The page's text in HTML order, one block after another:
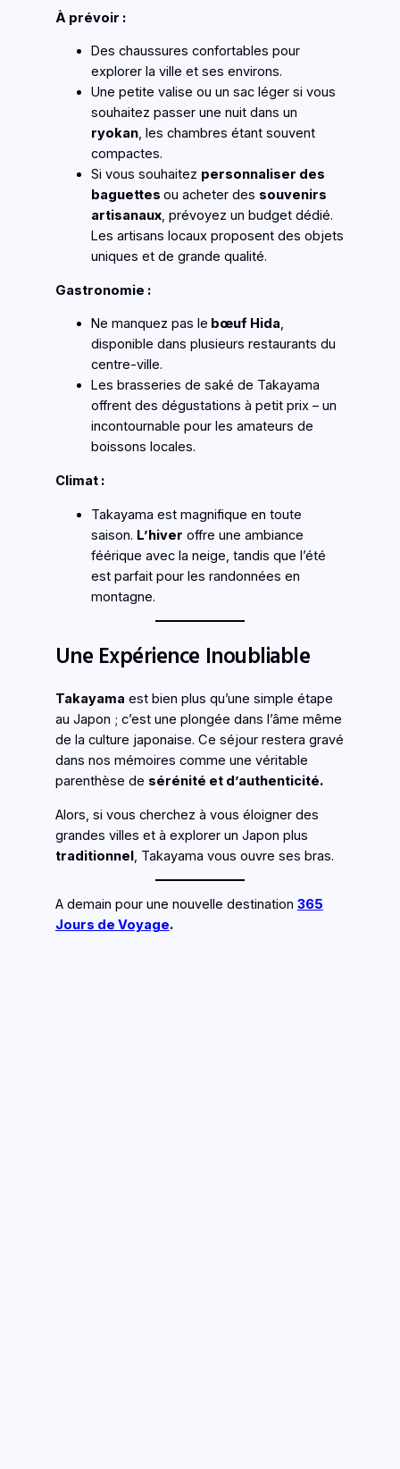
À prévoir :
Des chaussures confortables pour
explorer la ville et ses environs.
Une petite valise ou un sac léger si vous
souhaitez passer une nuit dans un
ryokan, les chambres étant souvent
compactes.
Si vous souhaitez personnaliser des
baguettes ou acheter des souvenirs
artisanaux, prévoyez un budget dédié.
Les artisans locaux proposent des objets
uniques et de grande qualité.
Gastronomie :
Ne manquez pas le bœuf Hida,
disponible dans plusieurs restaurants du
centre-ville.
Les brasseries de saké de Takayama
offrent des dégustations à petit prix – un
incontournable pour les amateurs de
boissons locales.
Climat :
Takayama est magnifique en toute
saison. L’hiver offre une ambiance
féérique avec la neige, tandis que l’été
est parfait pour les randonnées en
montagne.
Une Expérience Inoubliable
Takayama est bien plus qu’une simple étape
au Japon ; c’est une plongée dans l’âme même
de la culture japonaise. Ce séjour restera gravé
dans nos mémoires comme une véritable
parenthèse de sérénité et d’authenticité.
Alors, si vous cherchez à vous éloigner des
grandes villes et à explorer un Japon plus
traditionnel, Takayama vous ouvre ses bras.
A demain pour une nouvelle destination 365
Jours de Voyage.